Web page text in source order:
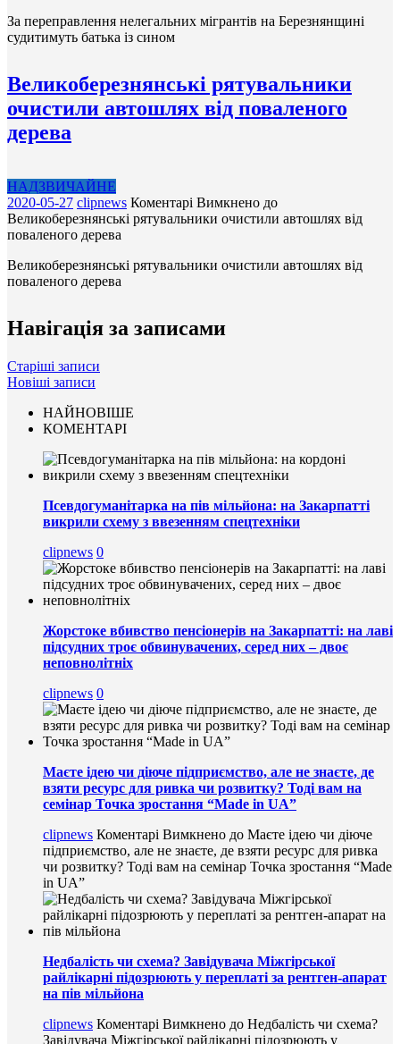
За переправлення нелегальних мігрантів на Березнянщині
судитимуть батька із сином
Великоберезнянські рятувальники
очистили автошлях від поваленого
дерева
НАДЗВИЧАЙНЕ
2020-05-27 clipnews Коментарі Вимкнено до
Великоберезнянські рятувальники очистили автошлях від
поваленого дерева
Великоберезнянські рятувальники очистили автошлях від
поваленого дерева
Навігація за записами
Старіші записи
Новіші записи
НАЙНОВІШЕ
КОМЕНТАРІ
Псевдогуманітарка на пів мільйона: на Закарпатті
викрили схему з ввезенням спецтехніки
clipnews 0
Жорстоке вбивство пенсіонерів на Закарпатті: на лаві
підсудних троє обвинувачених, серед них – двоє
неповнолітніх
clipnews 0
Маєте ідею чи діюче підприємство, але не знаєте, де
взяти ресурс для ривка чи розвитку? Тоді вам на
семінар Точка зростання “Made in UA”
clipnews Коментарі Вимкнено до Маєте ідею чи діюче
підприємство, але не знаєте, де взяти ресурс для ривка
чи розвитку? Тоді вам на семінар Точка зростання “Made
in UA”
Недбалість чи схема? Завідувача Міжгірської
райлікарні підозрюють у переплаті за рентген-апарат
на пів мільйона
clipnews Коментарі Вимкнено до Недбалість чи схема?
Завідувача Міжгірської райлікарні підозрюють у